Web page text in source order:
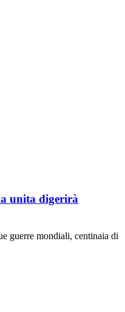
unita digerirà
guerre mondiali, centinaia di